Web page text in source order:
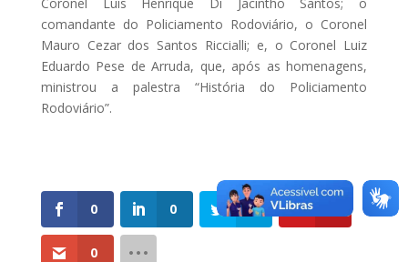
Coronel Luís Henrique Di Jacintho Santos; o
comandante do Policiamento Rodoviário, o Coronel
Mauro Cezar dos Santos Riccialli; e, o Coronel Luiz
Eduardo Pese de Arruda, que, após as homenagens,
ministrou a palestra “História do Policiamento
Rodoviário”.
0 0 0
0